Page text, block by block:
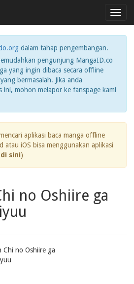
dalam tahap pengembangan.
pengunjung MangaID.co
yang ingin dibaca secara offline
bermasalah. Jika anda
ini, mohon melapor ke fanspage kami
aplikasi baca manga offline
atau iOS bisa menggunakan aplikasi
sini)
no Oshiire ga